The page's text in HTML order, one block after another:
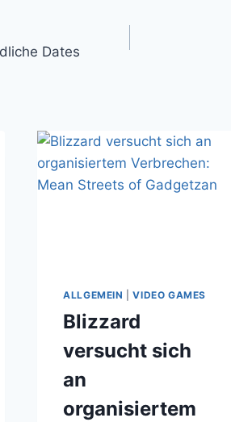
Dates
ALLGEMEIN |VIDEO GAMES
Blizzard
versucht sich
an
organisiertem